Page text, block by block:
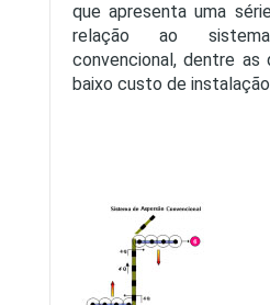
que apresenta uma
relação ao
convencional, dentre as
baixo custo de